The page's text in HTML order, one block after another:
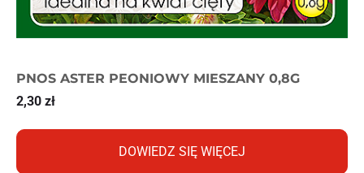
PNOS ASTER PEONIOWY MIESZANY 0,8G
2,30 zł
DOWIEDZ SIĘ WIĘCEJ